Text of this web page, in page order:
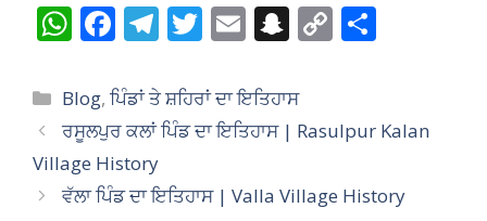
W
at
s
A
p
F
e
b
o
o
T
e
gr
m
T
itt
er
E
ai
l
S
a
p
h
C
y
n
e
Categories
Blog,ਪਿੰਡਾਂ ਤੇ ਸ਼ਹਿਰਾਂ ਦਾ ਇਤਿਹਾਸ
ਰਸੂਲਪੁਰ ਕਲਾਂ ਪਿੰਡ ਦਾ ਇਤਿਹਾਸ | Rasulpur Kalan
Village History
ਵੱਲਾ ਪਿੰਡ ਦਾ ਇਤਿਹਾਸ | Valla Village History